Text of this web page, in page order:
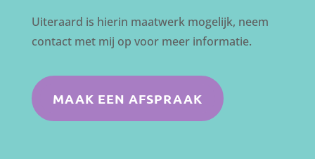
Uiteraard is hierin maatwerk mogelijk, neem
contact met mij op voor meer informatie.
MAAK EEN AFSPRAAK